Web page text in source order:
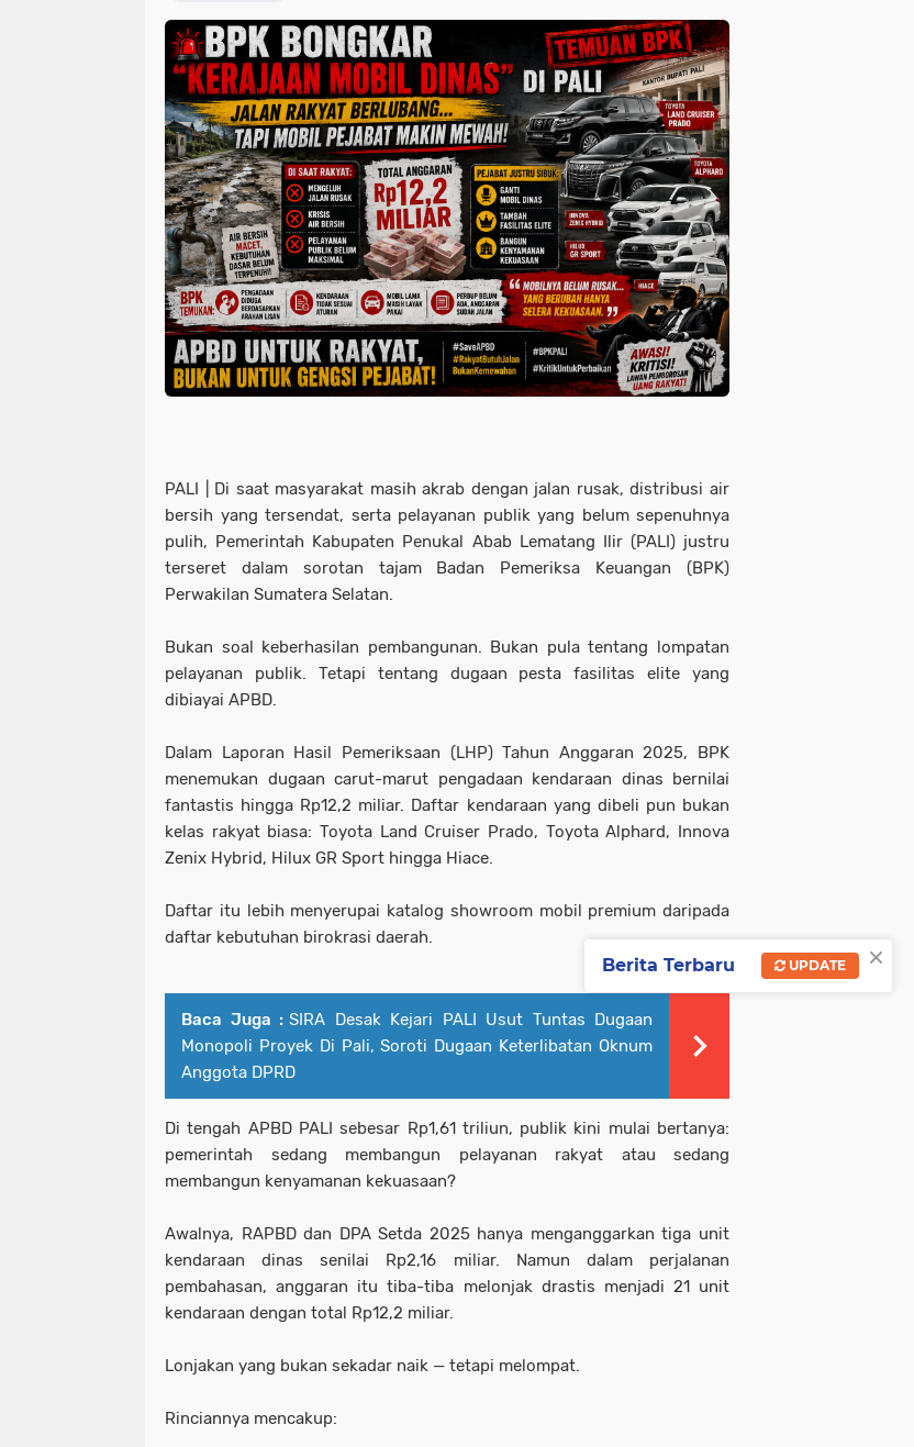
PALI | Di saat masyarakat masih akrab dengan jalan rusak, distribusi air
bersih yang tersendat, serta pelayanan publik yang belum sepenuhnya
pulih, Pemerintah Kabupaten Penukal Abab Lematang Ilir (PALI) justru
terseret dalam sorotan tajam Badan Pemeriksa Keuangan (BPK)
Perwakilan Sumatera Selatan.
Bukan soal keberhasilan pembangunan. Bukan pula tentang lompatan
pelayanan publik. Tetapi tentang dugaan pesta fasilitas elite yang
dibiayai APBD.
Dalam Laporan Hasil Pemeriksaan (LHP) Tahun Anggaran 2025, BPK
menemukan dugaan carut-marut pengadaan kendaraan dinas bernilai
fantastis hingga Rp12,2 miliar. Daftar kendaraan yang dibeli pun bukan
kelas rakyat biasa: Toyota Land Cruiser Prado, Toyota Alphard, Innova
Zenix Hybrid, Hilux GR Sport hingga Hiace.
Daftar itu lebih menyerupai katalog showroom mobil premium daripada
daftar kebutuhan birokrasi daerah.
Baca Juga : SIRA Desak Kejari PALI Usut Tuntas Dugaan
Monopoli Proyek Di Pali, Soroti Dugaan Keterlibatan Oknum
Anggota DPRD
Di tengah APBD PALI sebesar Rp1,61 triliun, publik kini mulai bertanya:
pemerintah sedang membangun pelayanan rakyat atau sedang
membangun kenyamanan kekuasaan?
Awalnya, RAPBD dan DPA Setda 2025 hanya menganggarkan tiga unit
kendaraan dinas senilai Rp2,16 miliar. Namun dalam perjalanan
pembahasan, anggaran itu tiba-tiba melonjak drastis menjadi 21 unit
kendaraan dengan total Rp12,2 miliar.
Lonjakan yang bukan sekadar naik — tetapi melompat.
Rinciannya mencakup:
×
Berita Terbaru UPDATE